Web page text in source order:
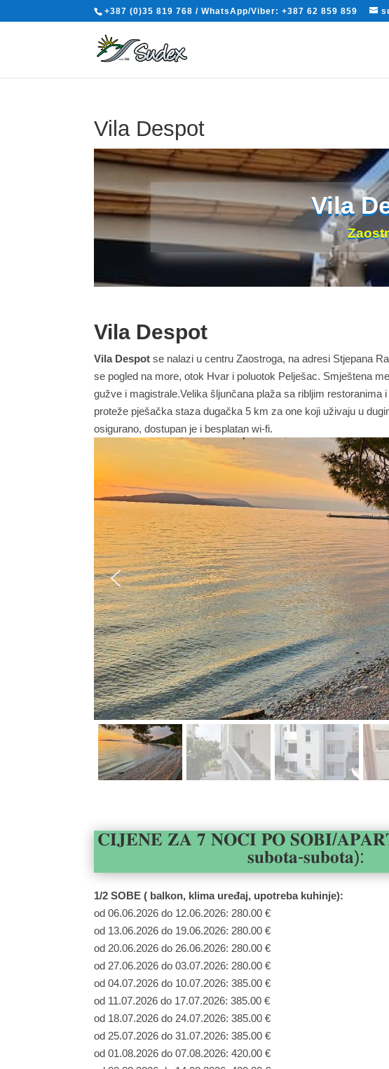
+387 (0)35 819 768 / WhatsApp/Viber: +387 62 859 859
Vila Despot
Zaostrog
Vila
Vila Despot
Vila Despot se nalazi u centru Zaostroga, na adresi Stjepana
se pogled na more, otok Hvar i poluotok Pelješac. Smještena
gužve i magistrale.Velika šljunčana plaža sa ribljim
proteže pješačka staza dugačka 5 km za one koji uživaju u
osigurano, dostupan je i besplatan wi-fi.
𝐂𝐈𝐉𝐄𝐍𝐄 𝐙𝐀 𝟕 𝐍𝐎𝐂́𝐈 𝐏𝐎 𝐒𝐎𝐁𝐈/
𝐬𝐮𝐛𝐨𝐭𝐚-𝐬𝐮𝐛𝐨𝐭𝐚):
1/2 SOBE ( balkon, klima uređaj, upotreba kuhinje):
od 06.06.2026 do 12.06.2026: 280.00 €
od 13.06.2026 do 19.06.2026: 280.00 €
od 20.06.2026 do 26.06.2026: 280.00 €
od 27.06.2026 do 03.07.2026: 280.00 €
od 04.07.2026 do 10.07.2026: 385.00 €
od 11.07.2026 do 17.07.2026: 385.00 €
od 18.07.2026 do 24.07.2026: 385.00 €
od 25.07.2026 do 31.07.2026: 385.00 €
od 01.08.2026 do 07.08.2026: 420.00 €